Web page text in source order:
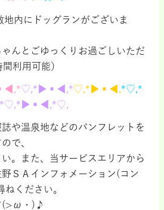
地内にドッグランがございま
んとごゆっくりお過ごしいただ
利用可能）
♡,*▶▪◀,*♡,*▶▪◀, *♡,*
*♡,*▶▪◀,*♡,
や温泉地などのパンフレットを
で、
。また、当サービスエリアから
ＳＡインフォメーション(コン
ねください。
(>ω・)♪